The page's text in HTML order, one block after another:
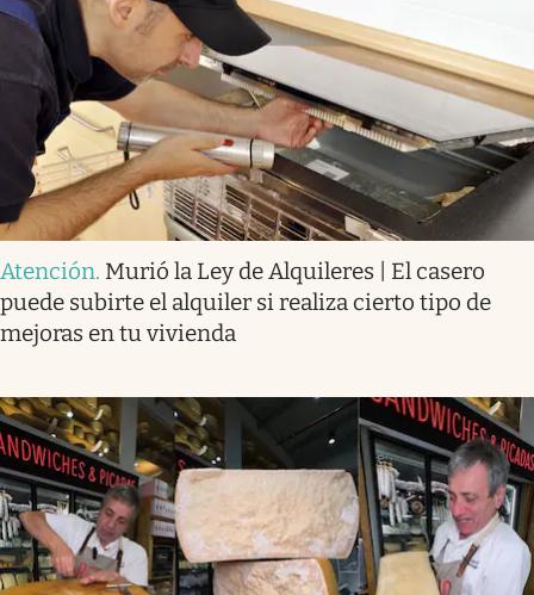
Atención. Murió la Ley de Alquileres | El casero
puede subirte el alquiler si realiza cierto tipo de
mejoras en tu vivienda